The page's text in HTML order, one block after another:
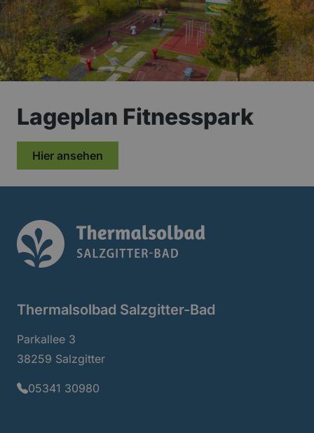
Lageplan Fitnesspark
Hier ansehen
Thermalsolbad Salzgitter-Bad
Parkallee 3
38259 Salzgitter
05341 30980